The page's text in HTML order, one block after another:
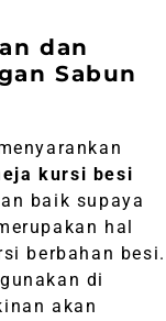
dan
Sabun
kursi besi
baik supaya
hal
berbahan besi.
di
akan